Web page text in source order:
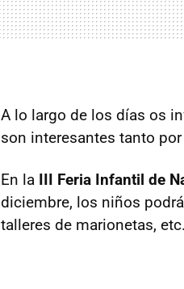
A lo largo de los días os
son interesantes tanto
En la III Feria Infantil de
diciembre, los niños
talleres de marionetas, etc.